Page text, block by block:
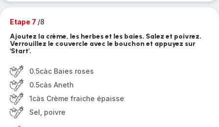
Etape 7 /8
Ajoutez la crème, les herbes et les baies. Salez et poivrez.
Verrouillez le couvercle avec le bouchon et appuyez sur
'Start'.
0.5càc Baies roses
0.5càs Aneth
1càs Crème fraiche épaisse
Sel, poivre